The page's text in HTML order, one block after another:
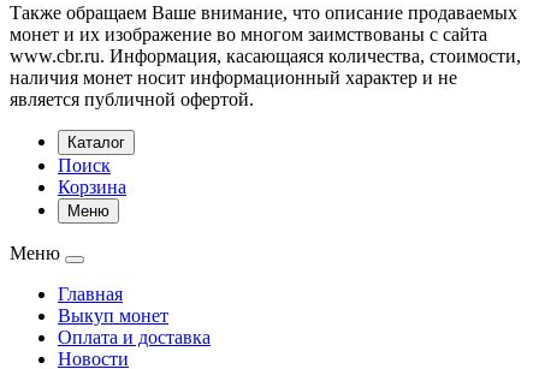
Также обращаем Ваше внимание, что описание продаваемых
монет и их изображение во многом заимствованы с сайта
www.cbr.ru. Информация, касающаяся количества, стоимости,
наличия монет носит информационный характер и не
является публичной офертой.
Каталог
Поиск
Корзина
Меню
Меню
Главная
Выкуп монет
Оплата и доставка
Новости